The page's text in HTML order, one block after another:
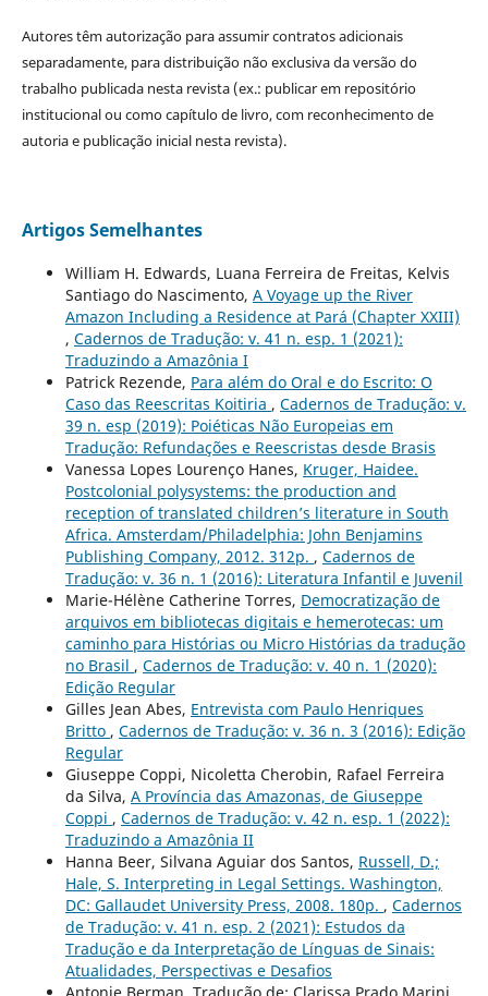
Autores têm autorização para assumir contratos adicionais
separadamente, para distribuição não exclusiva da versão do
trabalho publicada nesta revista (ex.: publicar em repositório
institucional ou como capítulo de livro, com reconhecimento de
autoria e publicação inicial nesta revista).
Artigos Semelhantes
William H. Edwards, Luana Ferreira de Freitas, Kelvis
Santiago do Nascimento, A Voyage up the River
Amazon Including a Residence at Pará (Chapter XXIII)
, Cadernos de Tradução: v. 41 n. esp. 1 (2021):
Traduzindo a Amazônia I
Patrick Rezende, Para além do Oral e do Escrito: O
Caso das Reescritas Koitiria , Cadernos de Tradução: v.
39 n. esp (2019): Poiéticas Não Europeias em
Tradução: Refundações e Reescristas desde Brasis
Vanessa Lopes Lourenço Hanes, Kruger, Haidee.
Postcolonial polysystems: the production and
reception of translated children’s literature in South
Africa. Amsterdam/Philadelphia: John Benjamins
Publishing Company, 2012. 312p. , Cadernos de
Tradução: v. 36 n. 1 (2016): Literatura Infantil e Juvenil
Marie-Hélène Catherine Torres, Democratização de
arquivos em bibliotecas digitais e hemerotecas: um
caminho para Histórias ou Micro Histórias da tradução
no Brasil , Cadernos de Tradução: v. 40 n. 1 (2020):
Edição Regular
Gilles Jean Abes, Entrevista com Paulo Henriques
Britto , Cadernos de Tradução: v. 36 n. 3 (2016): Edição
Regular
Giuseppe Coppi, Nicoletta Cherobin, Rafael Ferreira
da Silva, A Província das Amazonas, de Giuseppe
Coppi , Cadernos de Tradução: v. 42 n. esp. 1 (2022):
Traduzindo a Amazônia II
Hanna Beer, Silvana Aguiar dos Santos, Russell, D.;
Hale, S. Interpreting in Legal Settings. Washington,
DC: Gallaudet University Press, 2008. 180p. , Cadernos
de Tradução: v. 41 n. esp. 2 (2021): Estudos da
Tradução e da Interpretação de Línguas de Sinais:
Atualidades, Perspectivas e Desafios